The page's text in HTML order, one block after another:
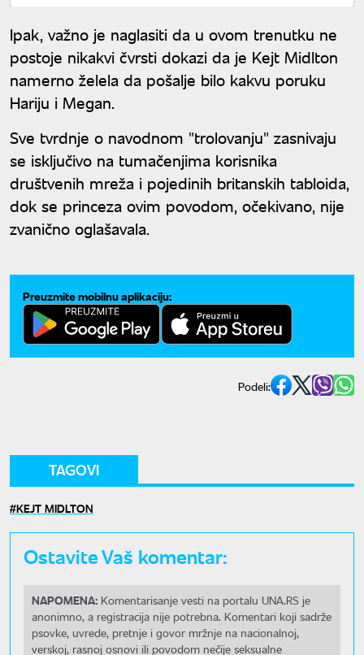
Ipak, važno je naglasiti da u ovom trenutku ne
postoje nikakvi čvrsti dokazi da je Kejt Midlton
namerno želela da pošalje bilo kakvu poruku
Hariju i Megan.
Sve tvrdnje o navodnom "trolovanju" zasnivaju
se isključivo na tumačenjima korisnika
društvenih mreža i pojedinih britanskih tabloida,
dok se princeza ovim povodom, očekivano, nije
zvanično oglašavala.
Preuzmite mobilnu aplikaciju:
Podeli:
TAGOVI
KEJT MIDLTON
Ostavite Vaš komentar:
NAPOMENA: Komentarisanje vesti na portalu UNA.RS je
anonimno, a registracija nije potrebna. Komentari koji sadrže
psovke, uvrede, pretnje i govor mržnje na nacionalnoj,
verskoj, rasnoj osnovi ili povodom nečije seksualne